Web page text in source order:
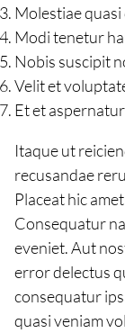
Molestiae
Modi tenetur
Nobis suscipit
Velit et
Et et aspernatur
Itaque ut
recusandae
Placeat hic
Consequatur
eveniet. Aut
error delectus
consequatur
quasi veniam